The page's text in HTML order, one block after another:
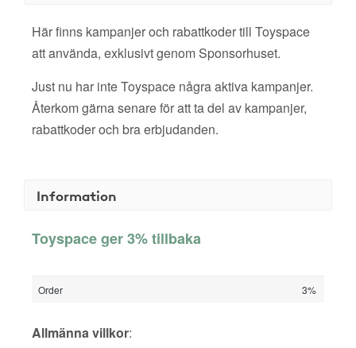
Här finns kampanjer och rabattkoder till Toyspace
att använda, exklusivt genom Sponsorhuset.
Just nu har inte Toyspace några aktiva kampanjer.
Återkom gärna senare för att ta del av kampanjer,
rabattkoder och bra erbjudanden.
Information
Toyspace ger 3% tillbaka
Order 3%
Allmänna villkor: